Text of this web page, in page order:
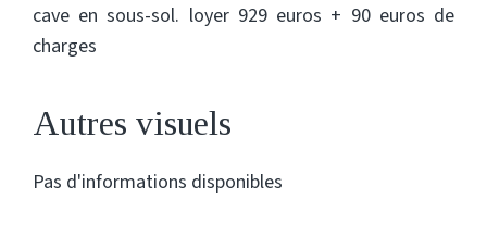
cave en sous-sol. loyer 929 euros + 90 euros de
charges
Autres visuels
Pas d'informations disponibles